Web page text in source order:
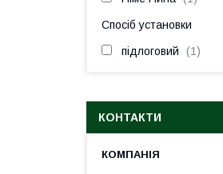
Спосіб установки
підлоговий 1
КОНТАКТИ